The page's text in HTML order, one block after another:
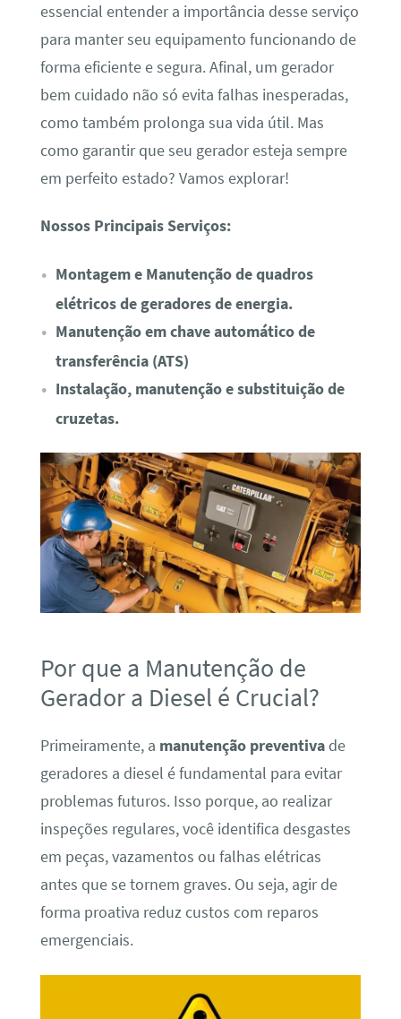
essencial entender a importância desse serviço
para manter seu equipamento funcionando de
forma eficiente e segura. Afinal, um gerador
bem cuidado não só evita falhas inesperadas,
como também prolonga sua vida útil. Mas
como garantir que seu gerador esteja sempre
em perfeito estado? Vamos explorar!
Nossos Principais Serviços:
Montagem e Manutenção de quadros
elétricos de geradores de energia.
Manutenção em chave automático de
transferência (ATS)
Instalação, manutenção e substituição de
cruzetas.
Por que a Manutenção de
Gerador a Diesel é Crucial?
Primeiramente, a manutenção preventivade
geradores a diesel é fundamental para evitar
problemas futuros. Isso porque, ao realizar
inspeções regulares, você identifica desgastes
em peças, vazamentos ou falhas elétricas
antes que se tornem graves. Ou seja, agir de
forma proativa reduz custos com reparos
emergenciais.